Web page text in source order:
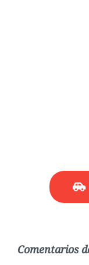
Comentarios